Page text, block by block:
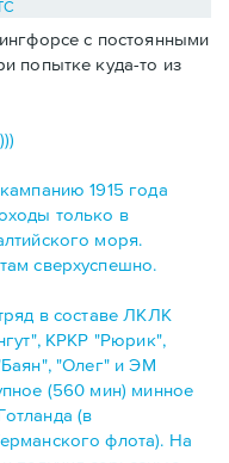
с постоянными
попытке куда-то из
1915 года
только в
моря.
сверхуспешно.
в составе ЛКЛК
КРКР "Рюрик",
"Олег" и ЭМ
(560 мин) минное
(в
флота). На